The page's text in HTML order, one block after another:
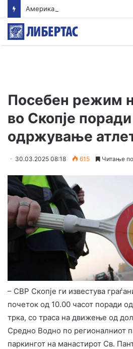
Посебен режим
во Скопје поради
одржување
30.03.2025 08:18 615 Читање
– СВР Скопје ги известува
почеток од 10.00 часот поради
трка, со траса на движење од
Средно Водно по регионалниот
паркингот на манастирот Св.